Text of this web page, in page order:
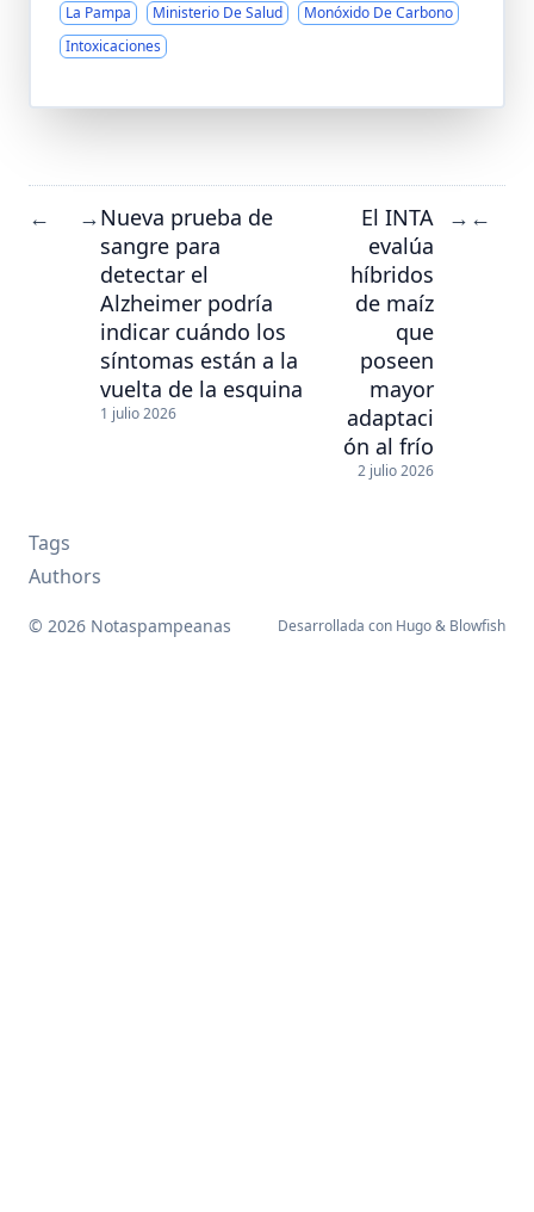
La Pampa Ministerio De Salud
Monóxido De Carbono
Intoxicaciones
← →Nueva prueba de
sangre para
detectar el
Alzheimer podría
indicar cuándo los
síntomas están a la
vuelta de la esquina
1 julio 2026
El INTA
evalúa
híbridos
de maíz
que
poseen
mayor
adaptaci
ón al frío
2 julio 2026
→ ←
Tags
Authors
© 2026 Notaspampeanas Desarrollada con Hugo& Blowfish